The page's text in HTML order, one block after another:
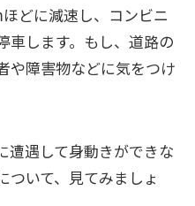
どに減速し、コンビニ
車します。もし、道路の
や障害物などに気をつけ
遭遇して身動きができな
ついて、見てみましょ